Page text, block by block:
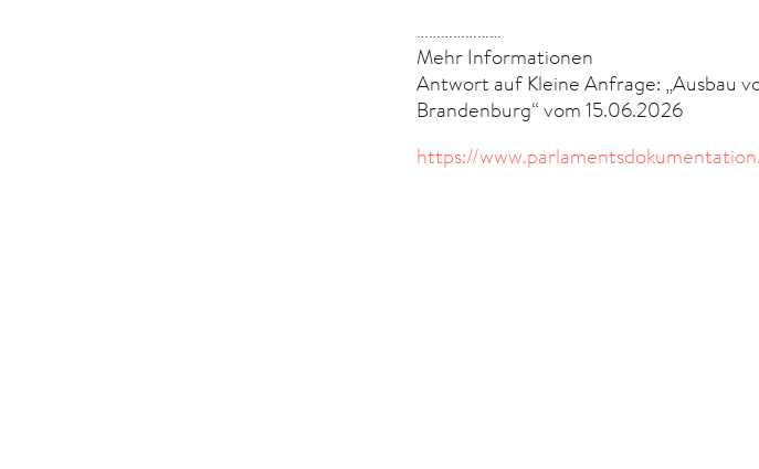
…………………
Mehr Informationen
Antwort auf Kleine Anfrage: „Ausbau
Brandenburg“ vom 15.06.2026
https://